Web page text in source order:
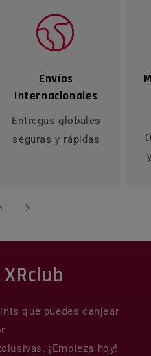
Envíos
Internacionales
Entregas globales
seguras y rápidas
que puedes canjear
¡Empieza hoy!